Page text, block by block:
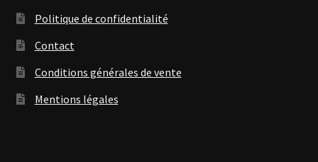
Politique de confidentialité
Contact
Conditions générales de vente
Mentions légales